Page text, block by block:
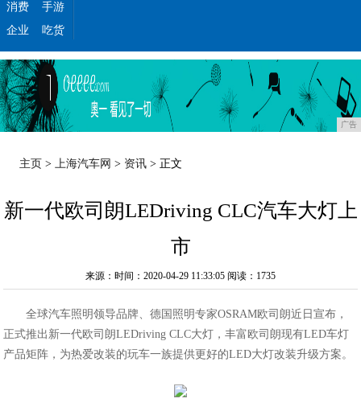
消费
手游
企业
吃货
广告
主页 >上海汽车网 > 资讯 > 正文
新一代欧司朗LEDriving CLC汽车大灯上
市
来源：时间：2020-04-29 11:33:05 阅读：1735
全球汽车照明领导品牌、德国照明专家OSRAM欧司朗近日宣布，
正式推出新一代欧司朗LEDriving CLC大灯，丰富欧司朗现有LED车灯
产品矩阵，为热爱改装的玩车一族提供更好的LED大灯改装升级方案。